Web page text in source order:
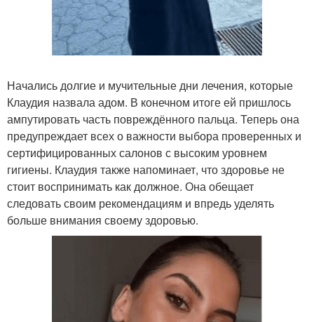
Начались долгие и мучительные дни лечения, которые
Клаудия назвала адом. В конечном итоге ей пришлось
ампутировать часть повреждённого пальца. Теперь она
предупреждает всех о важности выбора проверенных и
сертифицированных салонов с высоким уровнем
гигиены. Клаудия также напоминает, что здоровье не
стоит воспринимать как должное. Она обещает
следовать своим рекомендациям и впредь уделять
больше внимания своему здоровью.